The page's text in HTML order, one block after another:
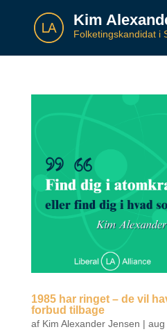
Kim
Folketingskandidat i
1985 har ringet – de vil
forbud tilbage
af Kim Alexander Jensen | aug